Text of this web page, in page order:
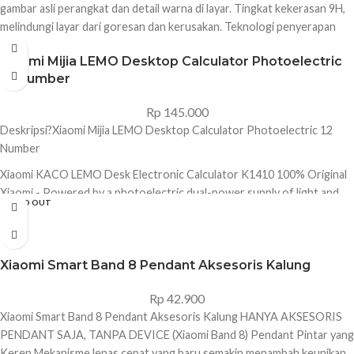
gambar asli perangkat dan detail warna di layar. Tingkat kekerasan 9H,
melindungi layar dari goresan dan kerusakan. Teknologi penyerapan
elektrostatis, pemasangan jadi lebih mudah dan presisi. Bahan
Tempered glass Isi box Lapisan tempered glass × 1 Kain pembersih × 1
Tisu × 1 Stiker penghilang debu × 4
Xiaomi Mijia LEMO Desktop Calculator Photoelectric
12 Number
Rp 145.000
Deskripsi?Xiaomi Mijia LEMO Desktop Calculator Photoelectric 12
Number
Xiaomi KACO LEMO Desk Electronic Calculator K1410 100% Original
Xiaomi - Powered by a photoelectric dual-power supply of light and
button batteries. It automatically switches modes according to the
environment. When there is light, it can be switched to light mode. For
4000 hours. - Uses a high-quality LCD screen display, wide screen can
tilting screen to adapt to the human line of sight and is not easily
reflective. - The LEMO calculator has all the functions of clearing,
memory addition and subtraction, sum calculation, memory elimination,
SOLD OUT
Xiaomi Smart Band 8 Pendant Aksesoris Kalung
Rp 42.900
Xiaomi Smart Band 8 Pendant Aksesoris Kalung HANYA AKSESORIS
PENDANT SAJA, TANPA DEVICE (Xiaomi Band 8) Pendant Pintar yang